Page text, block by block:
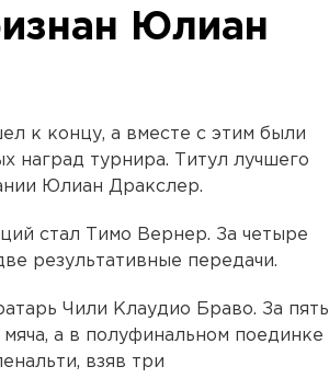
Юлиан
к концу, а вместе с этим были
наград турнира. Титул лучшего
Юлиан Дракслер.
стал Тимо Вернер. За четыре
результативные передачи.
Чили Клаудио Браво. За пять
а в полуфинальном поединке
взяв три